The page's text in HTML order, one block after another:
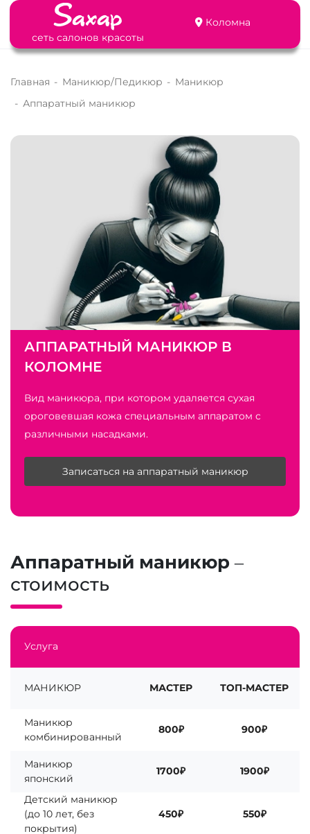
сеть салонов красоты
Коломна
Главная - Маникюр/Педикюр - Маникюр
- Аппаратный маникюр
АППАРАТНЫЙ МАНИКЮР В
КОЛОМНЕ
Вид маникюра, при котором удаляется сухая
ороговевшая кожа специальным аппаратом с
различными насадками.
Записаться на аппаратный маникюр
Аппаратный маникюр –
стоимость
Услуга
МАНИКЮР МАСТЕР ТОП-МАСТЕР
Маникюр
комбинированный
800₽ 900₽
Маникюр
японский
1700₽ 1900₽
Детский маникюр
(до 10 лет, без
покрытия)
450₽ 550₽